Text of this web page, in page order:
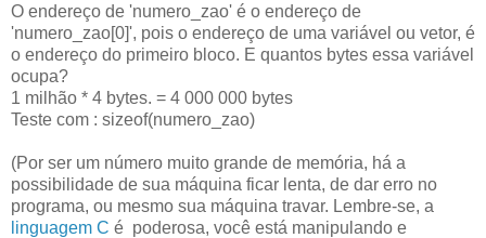
O endereço de 'numero_zao' é o endereço de
'numero_zao[0]', pois o endereço de uma variável ou vetor, é
o endereço do primeiro bloco. E quantos bytes essa variável
ocupa?
1 milhão * 4 bytes. = 4 000 000 bytes
Teste com : sizeof(numero_zao)
(Por ser um número muito grande de memória, há a
possibilidade de sua máquina ficar lenta, de dar erro no
programa, ou mesmo sua máquina travar. Lembre-se, a
linguagem C é poderosa, você está manipulando e